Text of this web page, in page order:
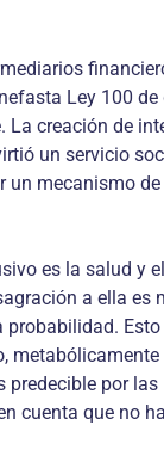
Ley 100
creación de
un servicio
mecanismo
es la salud y
a ella
por
que no